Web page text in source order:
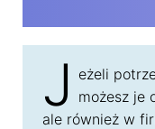
J
eżeli
możesz je
ale również w